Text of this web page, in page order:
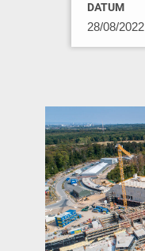
DATUM
28/08/2022